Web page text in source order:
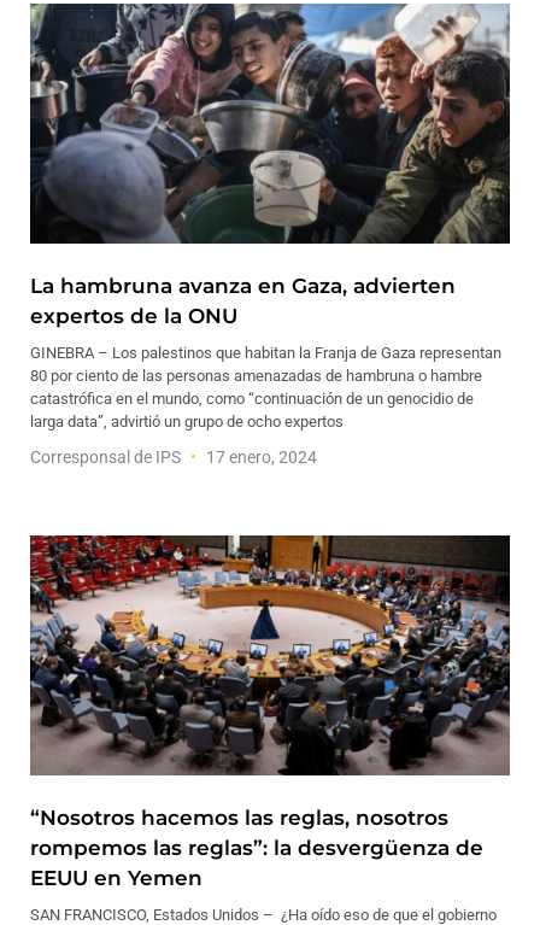
La hambruna avanza en Gaza, advierten
expertos de la ONU
GINEBRA – Los palestinos que habitan la Franja de Gaza representan
80 por ciento de las personas amenazadas de hambruna o hambre
catastrófica en el mundo, como “continuación de un genocidio de
larga data”, advirtió un grupo de ocho expertos
Corresponsal de IPS 17 enero, 2024
“Nosotros hacemos las reglas, nosotros
rompemos las reglas”: la desvergüenza de
EEUU en Yemen
SAN FRANCISCO, Estados Unidos – ¿Ha oído eso de que el gobierno